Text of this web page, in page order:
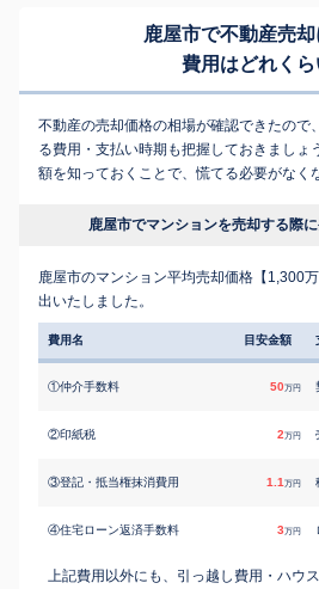
鹿屋市で不動産売
費用はどれくら
不動産の売却価格の相場が確認できたので
る費用・支払い時期も把握しておきましょ
額を知っておくことで、慌てる必要がなく
鹿屋市でマンションを売却する際
鹿屋市のマンション平均売却価格【1,300
出いたしました。
費用名 目安金額
①仲介手数料 50万円
②印紙税 2万円
③登記・抵当権抹消費用 1.1 万円
④住宅ローン返済手数料 3万円
上記費用以外にも、引っ越し費用・ハウ